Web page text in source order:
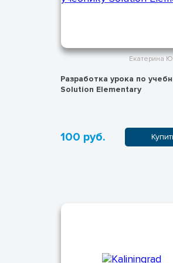
Екатерина
Разработка урока по
Solution Elementary
100 руб.